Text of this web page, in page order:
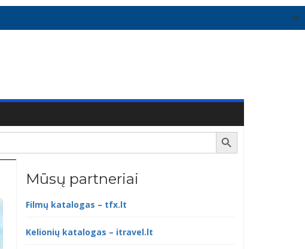
✕
Search Button
Mūsų partneriai
Filmų katalogas – tfx.lt
Kelionių katalogas – itravel.lt